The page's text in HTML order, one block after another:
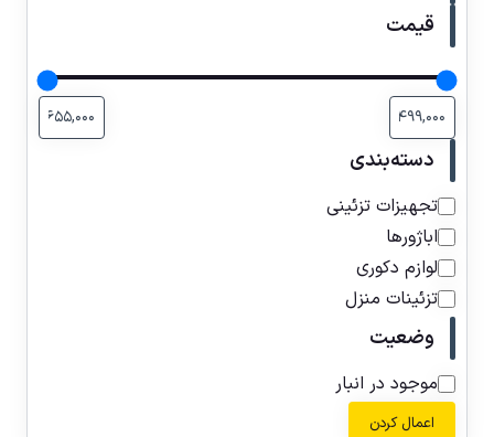
قیمت
دسته‌بندی
تجهیزات تزئینی
اباژورها
لوازم دکوری
تزئینات منزل
وضعیت
موجود در انبار
اعمال کردن